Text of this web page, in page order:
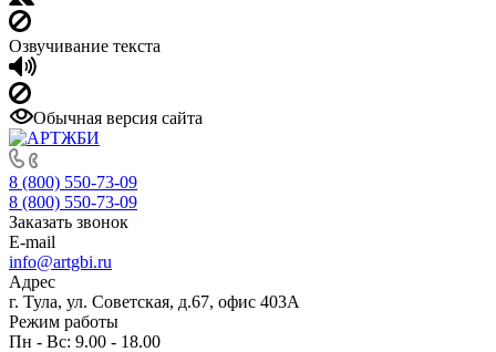
Озвучивание текста
Обычная версия сайта
8 (800) 550-73-09
8 (800) 550-73-09
Заказать звонок
E-mail
info@artgbi.ru
Адрес
г. Тула, ул. Советская, д.67, офис 403А
Режим работы
Пн - Вс: 9.00 - 18.00